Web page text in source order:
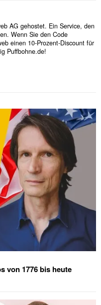
AG gehostet. Ein Service, den
Wenn Sie den Code
einen 10-Prozent-Discount für
Puffbohne.de!
von 1776 bis heute